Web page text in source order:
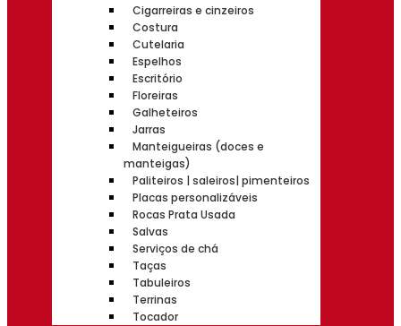
Cigarreiras e cinzeiros
Costura
Cutelaria
Espelhos
Escritório
Floreiras
Galheteiros
Jarras
Manteigueiras (doces e
manteigas)
Paliteiros | saleiros| pimenteiros
Placas personalizáveis
Rocas Prata Usada
Salvas
Serviços de chá
Taças
Tabuleiros
Terrinas
Tocador